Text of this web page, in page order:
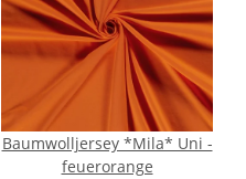
Baumwolljersey *Mila* Uni -
feuerorange